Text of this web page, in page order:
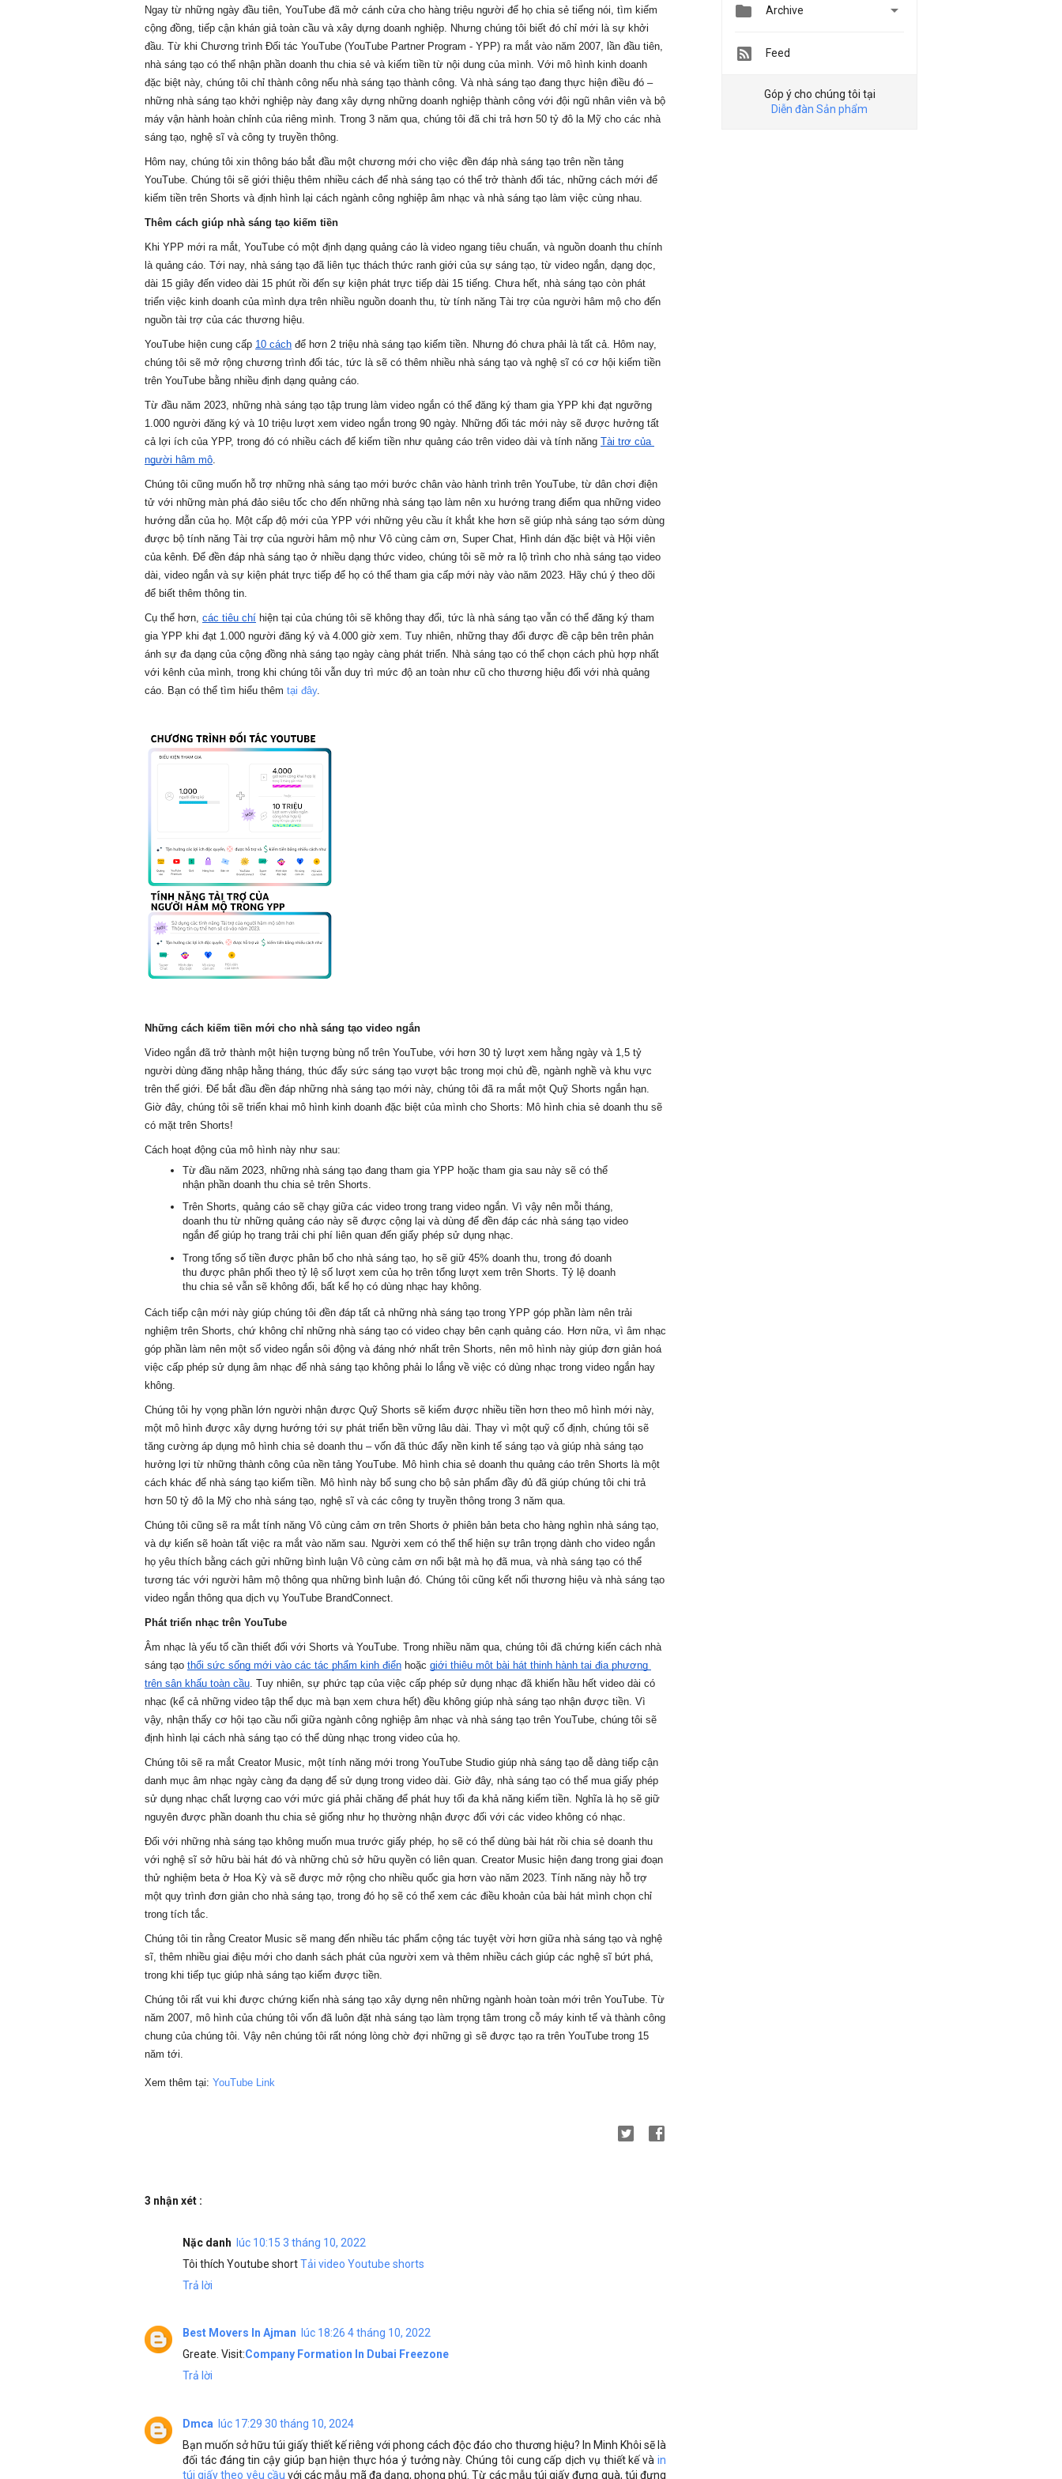
Ngay từ những ngày đầu tiên, YouTube đã mở cánh cửa cho hàng triệu người để họ chia sẻ tiếng nói, tìm kiếm
cộng đồng, tiếp cận khán giả toàn cầu và xây dựng doanh nghiệp. Nhưng chúng tôi biết đó chỉ mới là sự khởi
đầu. Từ khi Chương trình Đối tác YouTube (YouTube Partner Program - YPP) ra mắt vào năm 2007, lần đầu tiên,
nhà sáng tạo có thể nhận phần doanh thu chia sẻ và kiếm tiền từ nội dung của mình. Với mô hình kinh doanh
đặc biệt này, chúng tôi chỉ thành công nếu nhà sáng tạo thành công. Và nhà sáng tạo đang thực hiện điều đó
–
những nhà sáng tạo khởi nghiệp này đang xây dựng những doanh nghiệp thành công với đội ngũ nhân viên và bộ
máy vận hành hoàn chỉnh của riêng mình. Trong 3 năm qua, chúng tôi đã chi trả hơn 50 tỷ đô la Mỹ cho các nhà
sáng tạo, nghệ sĩ và công ty truyền thông.
Hôm nay, chúng tôi xin thông báo bắt đầu một chương mới cho việc đền đáp nhà sáng tạo trên nền tảng
YouTube. Chúng tôi sẽ giới thiệu thêm nhiều cách để nhà sáng tạo có thể trở thành đối tác, những cách mới để
kiếm tiền trên Shorts và định hình lại cách ngành công nghiệp âm nhạc và nhà sáng tạo làm việc cùng nhau.
Thêm cách giúp nhà sáng tạo kiếm tiền
Khi YPP mới ra mắt, YouTube có một định dạng quảng cáo là video ngang tiêu chuẩn, và nguồn doanh thu chính
là quảng cáo. Tới nay, nhà sáng tạo đã liên tục thách thức ranh giới của sự sáng tạo, từ video ngắn, dạng dọc,
dài 15 giây đến video dài 15 phút rồi đến sự kiện phát trực tiếp dài 15 tiếng. Chưa hết, nhà sáng tạo còn phát
triển việc kinh doanh của mình dựa trên nhiều nguồn doanh thu, từ tính năng Tài trợ của người hâm mộ cho đến
nguồn tài trợ của các thương hiệu.
YouTube hiện cung cấp 10 cách
chúng tôi sẽ mở rộng chương trình đối tác, tức là sẽ có thêm nhiều nhà sáng tạo và nghệ sĩ có cơ hội kiếm tiền
trên YouTube bằng nhiều định dạng quảng cáo.
Từ đầu năm 2023, những nhà sáng tạo tập trung làm video ngắn có thể đăng ký tham gia YPP khi đạt ngưỡng
1.000 người đăng ký và 10 triệu lượt xem video ngắn trong 90 ngày. Những đối tác mới này sẽ được hưởng tất
cả lợi ích của YPP, trong đó có nhiều cách để kiếm tiền như quảng cáo trên video dài và tính năng Tài trợ của
người hâm mộ.
Chúng tôi cũng muốn hỗ trợ những nhà sáng tạo mới bước chân vào hành trình trên YouTube, từ dân chơi điện
tử với những màn phá đảo siêu tốc cho đến những nhà sáng tạo làm nên xu hướng trang điểm qua những video
hướng dẫn của họ. Một cấp độ mới của YPP với những yêu cầu ít khắt khe hơn sẽ giúp nhà sáng tạo sớm dùng
được bộ tính năng Tài trợ của người hâm mộ như Vô cùng cảm ơn, Super Chat, Hình dán đặc biệt và Hội viên
của kênh. Để đền đáp nhà sáng tạo ở nhiều dạng thức video, chúng tôi sẽ mở ra lộ trình cho nhà sáng tạo video
dài, video ngắn và sự kiện phát trực tiếp để họ có thể tham gia cấp mới này vào năm 2023. Hãy chú ý theo dõi
để biết thêm thông tin.
Cụ thể hơn, các tiêu chí hiện tại của chúng tôi sẽ không thay đổi, tức là nhà sáng tạo vẫn có thể đăng ký tham
gia YPP khi đạt 1.000 người đăng ký và 4.000 giờ xem. Tuy nhiên, những thay đổi được đề cập bên trên phản
ánh sự đa dạng của cộng đồng nhà sáng tạo ngày càng phát triển. Nhà sáng tạo có thể chọn cách phù hợp nhất
với kênh của mình, trong khi chúng tôi vẫn duy trì mức độ an toàn như cũ cho thương hiệu đối với nhà quảng
cáo. Bạn có thể tìm hiểu thêm tại đây.
Những cách kiếm tiền mới cho nhà sáng tạo video ngắn
Video ngắn đã trở thành một hiện tượng bùng nổ trên YouTube, với hơn 30 tỷ lượt xem hằng ngày và 1,5 tỷ
người dùng đăng nhập hằng tháng, thúc đẩy sức sáng tạo vượt bậc trong mọi chủ đề, ngành nghề và khu vực
trên thế giới. Để bắt đầu đền đáp những nhà sáng tạo mới này, chúng tôi đã ra mắt một Quỹ Shorts ngắn hạn.
Giờ đây, chúng tôi sẽ triển khai mô hình kinh doanh đặc biệt của mình cho Shorts: Mô hình chia sẻ doanh thu sẽ
có mặt trên Shorts!
Cách hoạt động của mô hình này như sau:
Từ đầu năm 2023, những nhà sáng tạo đang tham gia YPP hoặc tham gia sau này sẽ có thể
nhận phần doanh thu chia sẻ trên Shorts.
Trên Shorts, quảng cáo sẽ chạy giữa các video trong trang video ngắn. Vì vậy nên mỗi tháng,
doanh thu từ những quảng cáo này sẽ được cộng lại và dùng để đền đáp các nhà sáng tạo video
ngắn để giúp họ trang trải chi phí liên quan đến giấy phép sử dụng nhạc.
Trong tổng số tiền được phân bổ cho nhà sáng tạo, họ sẽ giữ 45% doanh thu, trong đó doanh
thu được phân phối theo tỷ lệ số lượt xem của họ trên tổng lượt xem trên Shorts. Tỷ lệ doanh
thu chia sẻ vẫn sẽ không đổi, bất kể họ có dùng nhạc hay không.
Cách tiếp cận mới này giúp chúng tôi đền đáp tất cả những nhà sáng tạo trong YPP góp phần làm nên trải
nghiệm trên Shorts, chứ không chỉ những nhà sáng tạo có video chạy bên cạnh quảng cáo.
Hơn nữa, vì âm nhạc
góp phần làm nên một số video ngắn sôi động và đáng nhớ nhất trên Shorts, nên mô hình này giúp đơn giản hoá
việc cấp phép sử dụng âm nhạc để nhà sáng tạo không phải lo lắng về việc có dùng nhạc trong video ngắn hay
không.
Chúng tôi hy vọng phần lớn người nhận được Quỹ Shorts sẽ kiếm được nhiều tiền hơn theo mô hình mới này,
một mô hình được xây dựng hướng tới sự phát triển bền vững lâu dài. Thay vì một quỹ cố định, chúng tôi sẽ
tăng cường áp dụng mô hình chia sẻ doanh thu – vốn đã thúc đẩy nền kinh tế sáng tạo và giúp nhà sáng tạo
hưởng lợi từ những thành công của nền tảng YouTube. Mô hình chia sẻ doanh thu quảng cáo trên Shorts là một
cách khác để nhà sáng tạo kiếm tiền. Mô hình này bổ sung cho bộ sản phẩm đầy đủ đã giúp chúng tôi chi trả
hơn 50 tỷ đô la Mỹ cho nhà sáng tạo, nghệ sĩ và các công ty truyền thông trong 3 năm qua.
Chúng tôi cũng sẽ ra mắt tính năng Vô cùng cảm ơn trên Shorts ở phiên bản beta cho hàng nghìn nhà sáng tạo,
và dự kiến sẽ hoàn tất việc ra mắt vào năm sau. Người xem có thể thể hiện sự trân trọng dành cho video ngắn
họ yêu thích bằng cách gửi những bình luận Vô cùng cảm ơn nổi bật mà họ đã mua, và nhà sáng tạo có thể
tương tác với người hâm mộ thông qua những bình luận đó. Chúng tôi cũng kết nối thương hiệu và nhà sáng tạo
video ngắn thông qua dịch vụ YouTube BrandConnect.
Phát triển nhạc trên YouTube
Âm nhạc là yếu tố cần thiết đối với Shorts và YouTube. Trong nhiều năm qua, chúng tôi đã chứng kiến cách nhà
sáng tạo thổi sức sống mới vào các tác phẩm kinh điển hoặc giới thiệu một bài hát thịnh hành tại địa phương
trên sân khấu toàn cầu . Tuy nhiên, sự phức tạp của việc cấp phép sử dụng nhạc đã khiến hầu hết video dài có
nhạc (kể cả những video tập thể dục mà bạn xem chưa hết) đều không giúp nhà sáng tạo nhận được tiền. Vì
vậy, nhận thấy cơ hội tạo cầu nối giữa ngành công nghiệp âm nhạc và nhà sáng tạo trên YouTube, chúng tôi sẽ
định hình lại cách nhà sáng tạo có thể dùng nhạc trong video của họ.
Chúng tôi sẽ ra mắt Creator Music, một tính năng mới trong YouTube Studio giúp nhà sáng tạo dễ dàng tiếp cận
danh mục âm nhạc ngày càng đa dạng để sử dụng trong video dài. Giờ đây, nhà sáng tạo có thể mua giấy phép
sử dụng nhạc chất lượng cao với mức giá phải chăng để phát huy tối đa khả năng kiếm tiền. Nghĩa là họ sẽ giữ
nguyên được phần doanh thu chia sẻ giống như họ thường nhận được đối với các video không có nhạc.
Đối với những nhà sáng tạo không muốn mua trước giấy phép, họ sẽ có thể dùng bài hát rồi chia sẻ doanh thu
với nghệ sĩ sở hữu bài hát đó và những chủ sở hữu quyền có liên quan. Creator Music hiện đang trong giai đoạn
thử nghiệm beta ở Hoa Kỳ và sẽ được mở rộng cho nhiều quốc gia hơn vào năm 2023. Tính năng này hỗ trợ
một quy trình đơn giản cho nhà sáng tạo, trong đó họ sẽ có thể xem các điều khoản của bài hát mình chọn chỉ
trong tích tắc.
Chúng tôi tin rằng Creator Music sẽ mang đến nhiều tác phẩm cộng tác tuyệt vời hơn giữa nhà sáng tạo và nghệ
sĩ, thêm nhiều giai điệu mới cho danh sách phát của người xem và thêm nhiều cách giúp các nghệ sĩ bứt phá,
trong khi tiếp tục giúp nhà sáng tạo kiếm được tiền.
Chúng tôi rất vui khi được chứng kiến nhà sáng tạo xây dựng nên những ngành hoàn toàn mới trên YouTube. Từ
năm 2007, mô hình của chúng tôi vốn đã luôn đặt nhà sáng tạo làm trọng tâm trong cỗ máy kinh tế và thành công
chung của chúng tôi. Vậy nên chúng tôi rất nóng lòng chờ đợi những gì sẽ được tạo ra trên YouTube trong 15
năm tới.
Xem thêm tại: YouTube Link
3 nhận xét :
Nặc danh
lúc 10:15 3 tháng 10, 2022
Tôi thích Youtube shortTải video Youtube shorts
Trả lời
Best Movers In Ajman
lúc 18:26 4 tháng 10, 2022
Greate. Visit:Company Formation In Dubai Freezone
Trả lời
Dmca
lúc 17:29 30 tháng 10, 2024
Bạn muốn sở hữu túi giấy thiết kế riêng với phong cách độc đáo cho thương hiệu? In Minh Khôi sẽ là
đối tác đáng tin cậy giúp bạn hiện thực hóa ý tưởng này. Chúng tôi cung cấp dịch vụ thiết kế và in
túi giấy theo yêu cầu với các mẫu mã đa dạng, phong phú. Từ các mẫu túi giấy đựng quà, túi đựng
 Archive 
Feed
Góp ý cho chúng tôi tại
Diễn đàn Sản phẩm